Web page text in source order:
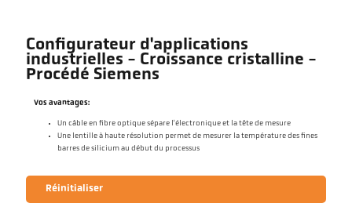
Configurateur d'applications
industrielles - Croissance cristalline -
Procédé Siemens
Vos avantages:
Un câble en fibre optique sépare l'électronique et la tête de mesure
Une lentille à haute résolution permet de mesurer la température des fines
barres de silicium au début du processus
Réinitialiser